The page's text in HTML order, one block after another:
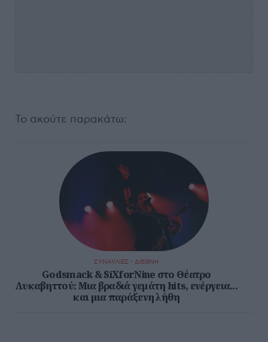
Το ακούτε παρακάτω:
ΣΥΝΑΥΛΙΕΣ - ΔΙΕΘΝΗ
Godsmack & SiXforNine στο Θέατρο
Λυκαβηττού: Μια βραδιά γεμάτη hits, ενέργεια...
και μια παράξενη λήθη